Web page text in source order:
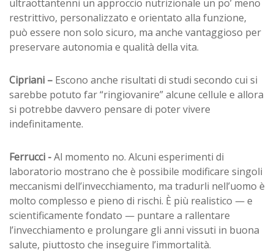
ultraottantenni un approccio nutrizionale un po’ meno
restrittivo, personalizzato e orientato alla funzione,
può essere non solo sicuro, ma anche vantaggioso per
preservare autonomia e qualità della vita.
Cipriani – Escono anche risultati di studi secondo cui si
sarebbe potuto far “ringiovanire” alcune cellule e allora
si potrebbe davvero pensare di poter vivere
indefinitamente.
Ferrucci -Al momento no. Alcuni esperimenti di
laboratorio mostrano che è possibile modificare singoli
meccanismi dell’invecchiamento, ma tradurli nell’uomo è
molto complesso e pieno di rischi. È più realistico — e
scientificamente fondato — puntare a rallentare
l’invecchiamento e prolungare gli anni vissuti in buona
salute, piuttosto che inseguire l’immortalità.